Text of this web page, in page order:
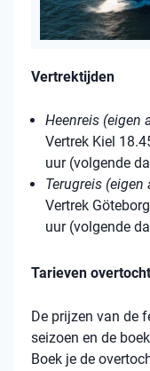
Vertrektijden
Heenreis (eigen
Vertrek Kiel
uur (volgende
Terugreis
Vertrek
uur (volgende
Tarieven overtocht
De prijzen van de
seizoen en de
Boek je de